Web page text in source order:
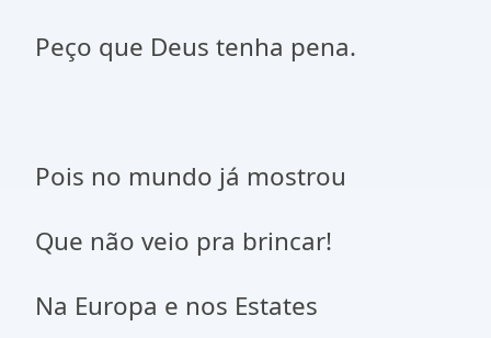
Peço que Deus tenha pena.
Pois no mundo já mostrou
Que não veio pra brincar!
Na Europa e nos Estates